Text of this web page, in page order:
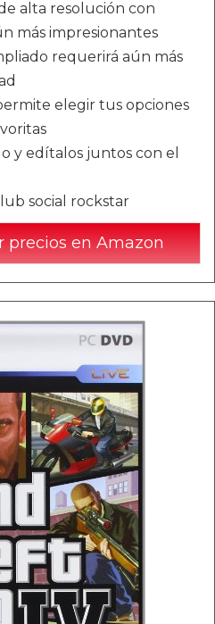
alta resolución con
más impresionantes
requerirá aún más
elegir tus opciones
y edítalos juntos con el
social rockstar
precios en Amazon